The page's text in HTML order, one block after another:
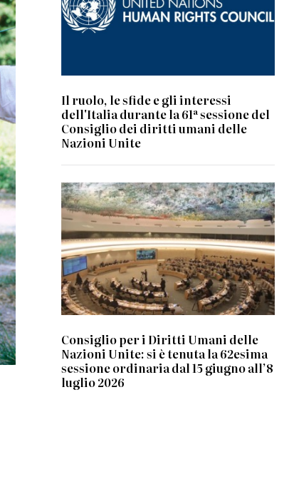
Il ruolo, le sfide e gli interessi
dell'Italia durante la 61ª sessione del
Consiglio dei diritti umani delle
Nazioni Unite
© UN Photo/Jess Hoffman
Consiglio per i Diritti Umani delle
Nazioni Unite: si è tenuta la 62esima
sessione ordinaria dal 15 giugno all’8
luglio 2026